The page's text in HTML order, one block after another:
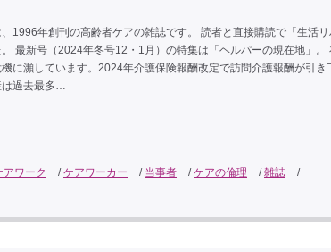
1996年創刊の高齢者ケアの雑誌です。 読者と直接購読で「生活
最新号（2024年冬号12・1月）の特集は「ヘルパーの現在地」。
に瀕しています。2024年介護保険報酬改定で訪問介護報酬が引き
は過去最多…
アワーク /ケアワーカー / 当事者 /ケアの倫理 /雑誌
/